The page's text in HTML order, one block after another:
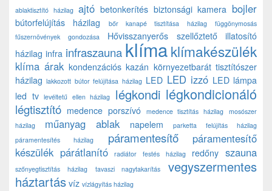
ablaktisztító házilag ajtó betonkerítés biztonsági kamera bojler
bútorfelújítás házilag bőr kanapé tisztítása házilag
függönymosás
fűszernövények gondozása
Hővisszanyerős szellőztető
illatosító
házilag infra infraszauna klímaklímakészülék
klíma árak kondenzációs kazán környezetbarát tisztítószer
házilag lakkozott bútor felújítása házilag LED LED izzó LED lámpa
led tv levéltetű ellen házilag légkondi légkondicionáló
légtisztító medence porszívó medence tisztítás házilag
mosószer
házilag
műanyag ablak napelem
parketta felújítás házilag
páramentesítés házilag
páramentesítő
páramentesítő
készülék párátlanító radiátor festés házilag redőny szauna
szőnyegtisztítás házilag tavaszi nagytakarítás
vegyszermentes
háztartás víz vízlágyítás házilag